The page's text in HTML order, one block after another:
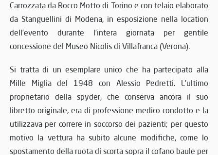
Carrozzata da Rocco Motto di Torino e con telaio elaborato
da Stanguellini di Modena, in esposizione nella location
dell’evento durante l’intera giornata per gentile
concessione del Museo Nicolis di Villafranca (Verona).
Si tratta di un esemplare unico che ha partecipato alla
Mille Miglia del 1948 con Alessio Pedretti. L’ultimo
proprietario della spyder, che conserva ancora il suo
libretto originale, era di professione medico condotto e la
utilizzava per correre in soccorso dei pazienti; per questo
motivo la vettura ha subito alcune modifiche, come lo
spostamento della ruota di scorta sopra il cofano baule per